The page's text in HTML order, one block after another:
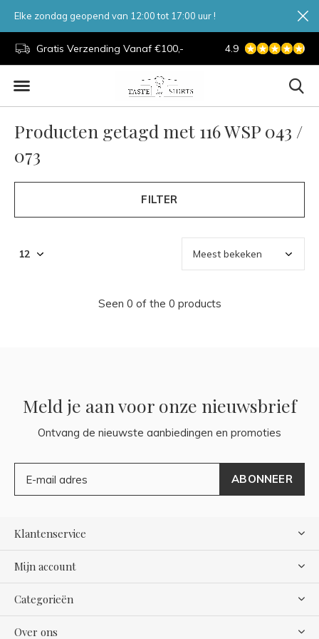
Gratis Verzending Vanaf €100,- 7 Dagen Per
4.9
Elke zondag geopend van 12:00 tot 17:00 uur !
Producten getagd met 116 WSP 043 /
073
FILTER
Seen 0 of the 0 products
Meld je aan voor onze nieuwsbrief
Ontvang de nieuwste aanbiedingen en promoties
ABONNEER
Klantenservice
Mijn account
Categorieën
Over ons